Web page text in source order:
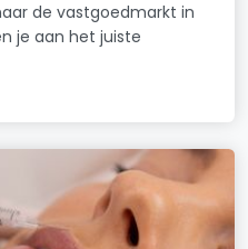
de vastgoedmarkt in
je aan het juiste